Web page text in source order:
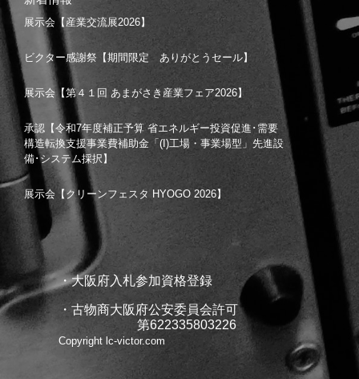
展示会【産業交流展2026】
ビクター感謝祭【期間限定 ありがとうセール】
展示会【第４１回 あまがさき産業フェア2026】
承認【令和7年度補正予算 省エネルギー投資促進･需要
構造転換支援事業費補助金「(I)工場・事業場型」先進設
備･システム採択】
展示会【クリーンフェスタ HYOGO 2026】
・大阪府入札参加資格登録
・古物商大阪府公安委員会許可
第622335803226
Copyright lc-victor.com